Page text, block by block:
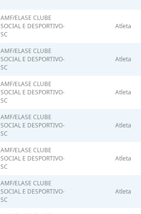
AMF/ELASE CLUBE
SOCIAL E DESPORTIVO-
SC
Atleta
AMF/ELASE CLUBE
SOCIAL E DESPORTIVO-
SC
Atleta
AMF/ELASE CLUBE
SOCIAL E DESPORTIVO-
SC
Atleta
AMF/ELASE CLUBE
SOCIAL E DESPORTIVO-
SC
Atleta
AMF/ELASE CLUBE
SOCIAL E DESPORTIVO-
SC
Atleta
AMF/ELASE CLUBE
SOCIAL E DESPORTIVO-
SC
Atleta